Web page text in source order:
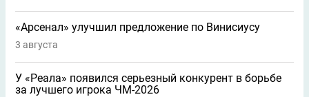
«Арсенал» улучшил предложение по Винисиусу
3 августа
У «Реала» появился серьезный конкурент в борьбе
за лучшего игрока ЧМ-2026